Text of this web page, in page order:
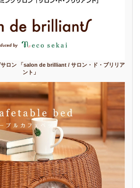
ロン 「salon de brilliant / サロン・ド・ブリリア
ント」